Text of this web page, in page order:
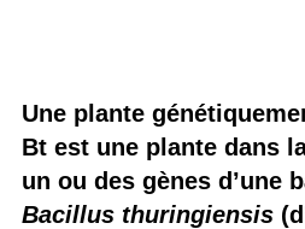
Une plante
Bt est une plante dans
un ou des gènes d’une
Bacillus thuringiensis